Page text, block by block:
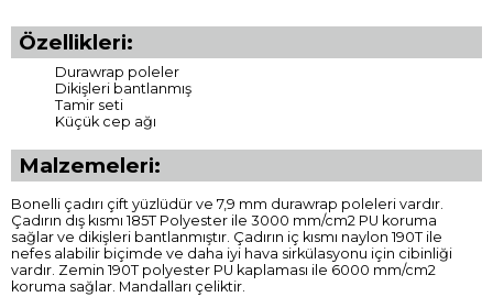
Özellikleri:
Durawrap poleler
Dikişleri bantlanmış
Tamir seti
Küçük cep ağı
Malzemeleri:
Bonelli çadırı çift yüzlüdür ve 7,9 mm durawrap poleleri vardır.
Çadırın dış kısmı 185T Polyester ile 3000 mm/cm2 PU koruma
sağlar ve dikişleri bantlanmıştır. Çadırın iç kısmı naylon 190T ile
nefes alabilir biçimde ve daha iyi hava sirkülasyonu için cibinliği
vardır. Zemin 190T polyester PU kaplaması ile 6000 mm/cm2
koruma sağlar. Mandalları çeliktir.